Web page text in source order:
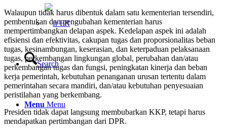
FR
Search
Menu Menu
Walaupun tidak harus dibentuk dalam satu kementerian tersendiri,
pembentukan dan pengubahan kementerian harus
mempertimbangkan delapan aspek. Kedelapan aspek ini adalah
efisiensi dan efektivitas, cakupan tugas dan proporsionalitas beban
tugas, kesinambungan, keserasian, dan keterpaduan pelaksanaan
tugas, perkembangan lingkungan global, perubahan dan/atau
perkembangan tugas dan fungsi, peningkatan kinerja dan beban
kerja pemerintah, kebutuhan penanganan urusan tertentu dalam
pemerintahan secara mandiri, dan/atau kebutuhan penyesuaian
peristilahan yang berkembang.
Presiden tidak dapat langsung membubarkan KKP, tetapi harus
mendapatkan pertimbangan dari DPR.